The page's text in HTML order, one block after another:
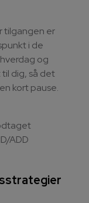
tilgangen er
i de
og
dig, så det
kort pause.
ADD